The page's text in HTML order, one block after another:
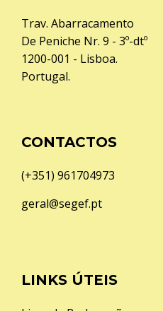
Trav. Abarracamento
De Peniche Nr. 9 - 3º-dtº
1200-001 - Lisboa.
Portugal.
CONTACTOS
(+351) 961704973
geral@segef.pt
LINKS ÚTEIS